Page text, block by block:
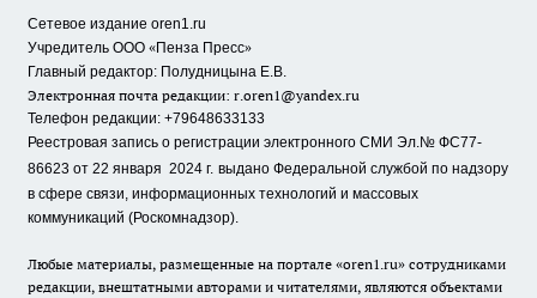
Сетевое издание oren1.ru
Учредитель ООО «Пенза Пресс»
Главный редактор: Полудницына Е.В.
Электронная почта редакции: r.oren1@yandex.ru
Телефон редакции: +79648633133
Реестровая запись о регистрации электронного СМИ Эл.№ ФС77-
86623 от 22 января 2024 г. выдано Федеральной службой по надзору
в сфере связи, информационных технологий и массовых
коммуникаций (Роскомнадзор).
Любые материалы, размещенные на портале «oren1.ru» сотрудниками
редакции, внештатными авторами и читателями, являются объектами